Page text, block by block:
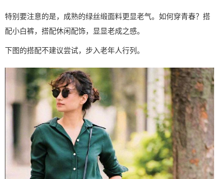
特别要注意的是，成熟的绿丝缎面料更显老气。如何穿青春？搭
配小白裤，搭配休闲配饰，显显老成之感。
下图的搭配不建议尝试，步入老年人行列。